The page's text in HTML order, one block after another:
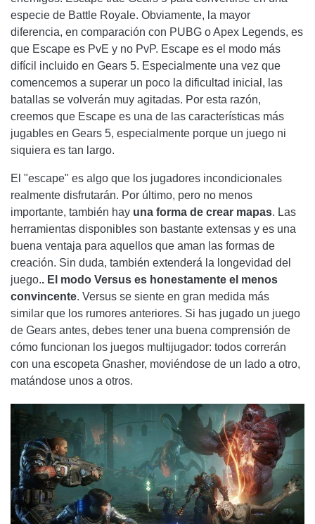
especie de Battle Royale. Obviamente, la mayor
diferencia, en comparación con PUBG o Apex Legends, es
que Escape es PvE y no PvP. Escape es el modo más
difícil incluido en Gears 5. Especialmente una vez que
comencemos a superar un poco la dificultad inicial, las
batallas se volverán muy agitadas. Por esta razón,
creemos que Escape es una de las características más
jugables en Gears 5, especialmente porque un juego ni
siquiera es tan largo.
El "escape" es algo que los jugadores incondicionales
realmente disfrutarán. Por último, pero no menos
importante, también hay una forma de crear mapas. Las
herramientas disponibles son bastante extensas y es una
buena ventaja para aquellos que aman las formas de
creación. Sin duda, también extenderá la longevidad del
juego.. El modo Versus es honestamente el menos
convincente. Versus se siente en gran medida más
similar que los rumores anteriores. Si has jugado un juego
de Gears antes, debes tener una buena comprensión de
cómo funcionan los juegos multijugador: todos correrán
con una escopeta Gnasher, moviéndose de un lado a otro,
matándose unos a otros.